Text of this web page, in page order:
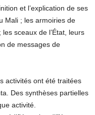
et l’explication de ses
Mali ; les armoiries de
sceaux de l’État, leurs
de messages de
activités ont été traitées
Des synthèses partielles
activité.